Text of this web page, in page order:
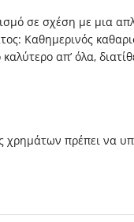
σε σχέση με μια
Καθημερινός
απ’ όλα,
χρημάτων πρέπει να